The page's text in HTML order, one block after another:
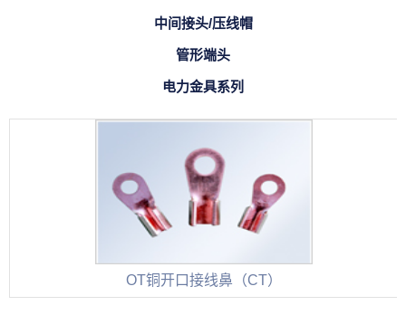
中间接头/压线帽
管形端头
电力金具系列
OT铜开口接线鼻（CT）